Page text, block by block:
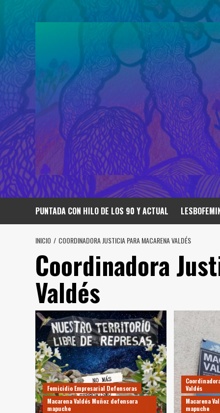
PUNTADA CON HILO DE LOS 90 Y ACTUAL
INICIO COORDINADORA JUSTICIA PARA MACARENA VALDÉS
Coordinadora
Valdés
Femicidio Empresarial Defensoras
Macarena Valdés Muñoz defensora
mapuche
Valdés
Macarena
mapuche